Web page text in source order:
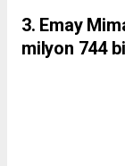
3. Emay
milyon 744